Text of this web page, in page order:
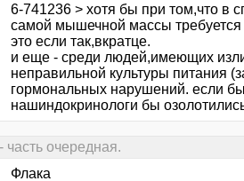
6-741236 > хотя бы при том,что в
самой мышечной массы требуется
это если так,вкратце.
и еще - среди людей,имеющих
неправильной культуры питания
гормональных нарушений. если
нашиндокринологи бы
часть очередная.
Флака